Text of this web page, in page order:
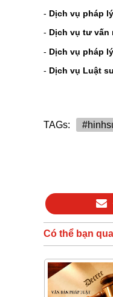
- Dịch vụ pháp
- Dịch vụ tư vấn
- Dịch vụ pháp
- Dịch vụ Luật
TAGs:
Có thể bạn